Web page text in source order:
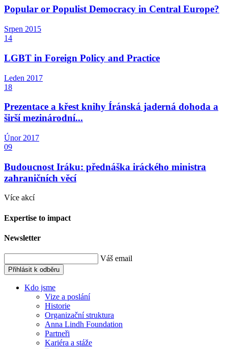
Popular or Populist Democracy in Central Europe?
Srpen 2015
14
LGBT in Foreign Policy and Practice
Leden 2017
18
Prezentace a křest knihy Íránská jaderná dohoda a
širší mezinárodní...
Únor 2017
09
Budoucnost Iráku: přednáška iráckého ministra
zahraničních věcí
Více akcí
Expertise to impact
Newsletter
Váš email
Přihlásit k odběru
Kdo jsme
Vize a poslání
Historie
Organizační struktura
Anna Lindh Foundation
Partneři
Kariéra a stáže